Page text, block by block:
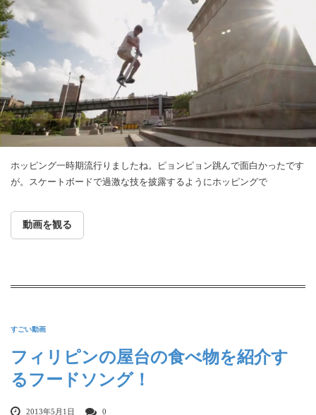
ホッピング一時期流行りましたね。ピョンピョン跳んで面白かったです
が。スケートボードで過激な技を披露するようにホッピングで
動画を観る
すごい動画
フィリピンの屋台の食べ物を紹介す
るフードソング！
2013年5月1日 0